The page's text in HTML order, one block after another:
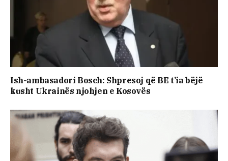
Ish-ambasadori Bosch: Shpresoj që BE t’ia bëjë
kusht Ukrainës njohjen e Kosovës